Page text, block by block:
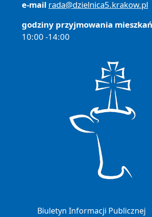
e-mail rada@dzielnica5.krakow.pl
godziny przyjmowania
10:00 -14:00
Biuletyn Informacji Publicznej